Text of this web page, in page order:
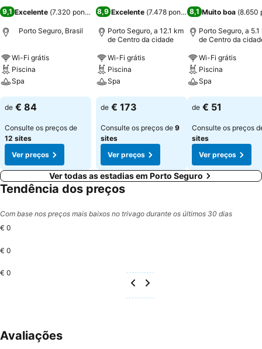
9,1 Excelente (7.320 pontuações)
Porto Seguro, Brasil
Wi-Fi grátis
Piscina
Spa
Ver preços
de € 84
Consulte os preços de
12 sites
Ver preços
8,9 Excelente (7.478 pontuações)
Porto Seguro, a 12.1 km
de Centro da cidade
Wi-Fi grátis
Piscina
Spa
Ver preços
de € 173
Consulte os preços de 9
sites
Ver preços
8,1 Muito boa (8.650
Porto Seguro, a 5.1
de Centro da
Wi-Fi grátis
Piscina
Spa
Ver preços
de € 51
Consulte os preços
sites
Ver preços
Ver todas as estadias em Porto Seguro
Tendência dos preços
Com base nos preços mais baixos no trivago durante os últimos 30 dias
€ 0
€ 0
€ 0
Avaliações